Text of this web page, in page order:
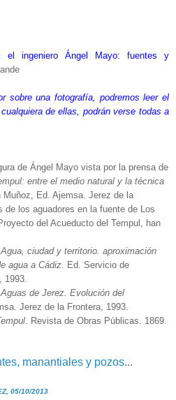
ingeniero Ángel Mayo: fuentes y
sobre una fotografía, podremos leer el
de ellas, podrán verse todas a
de Ángel Mayo vista por la prensa de
entre el medio natural y la técnica
Muñoz, Ed. Ajemsa. Jerez de la
de los aguadores en la fuente de Los
del Acueducto del Tempul, han
Agua, ciudad y territorio. aproximación
agua a Cádiz.
Ed. Servicio de
1993.
Aguas de Jerez. Evolución del
Jerez de la Frontera, 1993.
. Revista de Obras Públicas. 1869.
manantiales y pozos...
05/10/2013